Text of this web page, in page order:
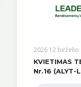
2026 12 birželio
KVIETIMAS
Nr.16 (ALYT-